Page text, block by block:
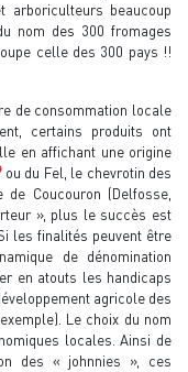
arboriculteurs beaucoup
nom des 300 fromages
celle des 300 pays !!
de consommation locale
certains produits ont
en affichant une origine
ou du Fel, le chevrotin des
Coucouron (Delfosse,
», plus le succès est
Si les finalités peuvent être
de dénomination
en atouts les handicaps
agricole des
Le choix du nom
locales. Ainsi de
des « johnnies », ces